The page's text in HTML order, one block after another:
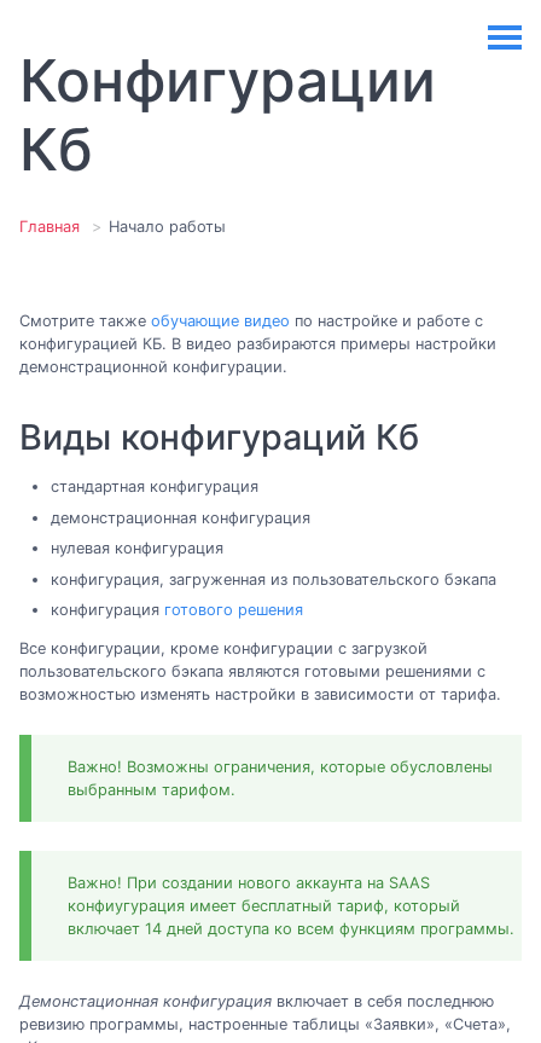
Конфигурации
Кб
Главная Начало работы
Смотрите также обучающие видео по настройке и работе с
конфигурацией КБ. В видео разбираются примеры настройки
демонстрационной конфигурации.
Виды конфигураций Кб
стандартная конфигурация
демонстрационная конфигурация
нулевая конфигурация
конфигурация, загруженная из пользовательского бэкапа
конфигурация готового решения
Все конфигурации, кроме конфигурации с загрузкой
пользовательского бэкапа являются готовыми решениями с
возможностью изменять настройки в зависимости от тарифа.
Важно! Возможны ограничения, которые обусловлены
выбранным тарифом.
Важно! При создании нового аккаунта на SAAS
конфиугурация имеет бесплатный тариф, который
включает 14 дней доступа ко всем функциям программы.
Демонстационная конфигурация включает в себя последнюю
ревизию программы, настроенные таблицы «Заявки», «Счета»,